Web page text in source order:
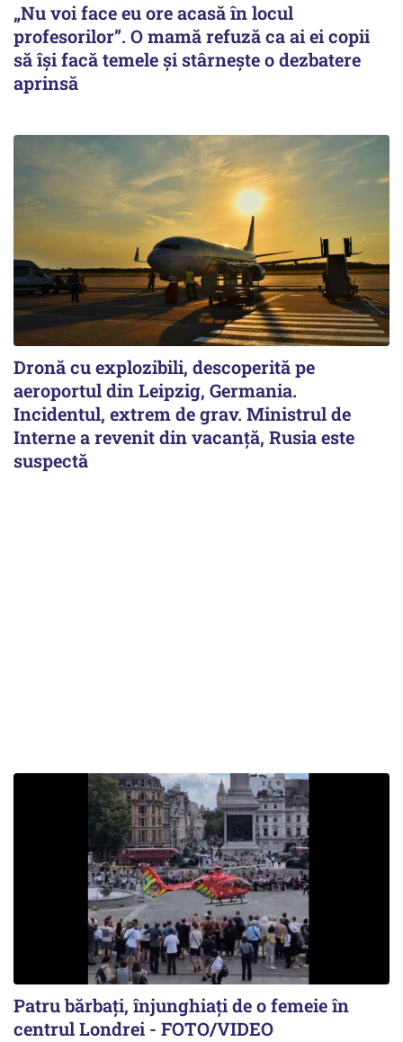
„Nu voi face eu ore acasă în locul
profesorilor”. O mamă refuză ca ai ei copii
să își facă temele și stârnește o dezbatere
aprinsă
Dronă cu explozibili, descoperită pe
aeroportul din Leipzig, Germania.
Incidentul, extrem de grav. Ministrul de
Interne a revenit din vacanță, Rusia este
suspectă
Patru bărbați, înjunghiați de o femeie în
centrul Londrei - FOTO/VIDEO